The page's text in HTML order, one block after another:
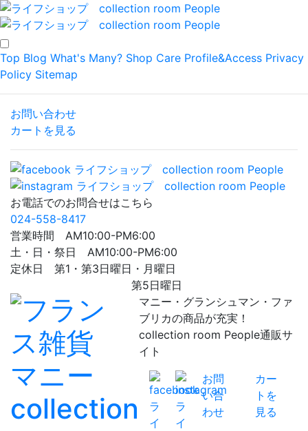
Top Blog What's Many? Shop Care Profile&Access Privacy
Policy Sitemap
お問い合わせ
カートを見る
お電話でのお問合せはこちら
024-558-8417
営業時間 AM10:00-PM6:00
土・日・祭日 AM10:00-PM6:00
定休日 第1・第3日曜日・月曜日
第5日曜日
マニー・グランシュマン・ファ
ブリカの商品が充実！
collection room People通販サ
イト
お問
い合
わせ
カー
トを
見る